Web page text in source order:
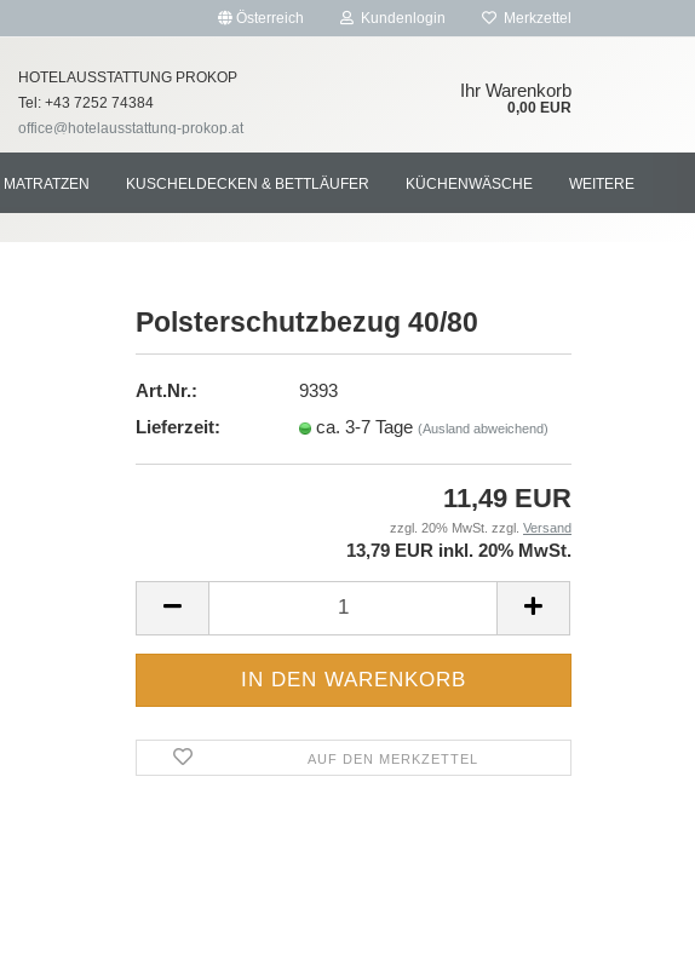
Österreich Kundenlogin
Konto erstellen
Passwort vergessen?
Merkzettel
HOTELAUSSTATTUNG PROKOP
Tel: +43 7252 74384
office@hotelausstattung-prokop.at
Ihr Warenkorb
0,00 EUR
KUSCHELDECKEN & BETTLÄUFER KÜCHENWÄSCHE WEITERE
Polsterschutzbezug 40/80
Art.Nr.:
9393
Lieferzeit:
ca. 3-7 Tage (Ausland abweichend)
11,49 EUR
zzgl. 20% MwSt. zzgl. Versand
13,79 EUR inkl. 20% MwSt.
AUF DEN MERKZETTEL